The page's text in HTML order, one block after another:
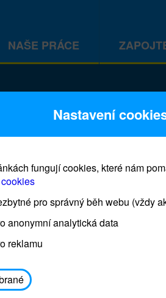
NAŠE PRÁCE
Prodej blahopřání a
Prodejna UNICEF bude
osobním odběrem je možné
avodickova@unicef.cz nebo
dále
Nastavení
fungují cookies, které nám
pro správný běh webu (vždy
anonymní analytická data
reklamu